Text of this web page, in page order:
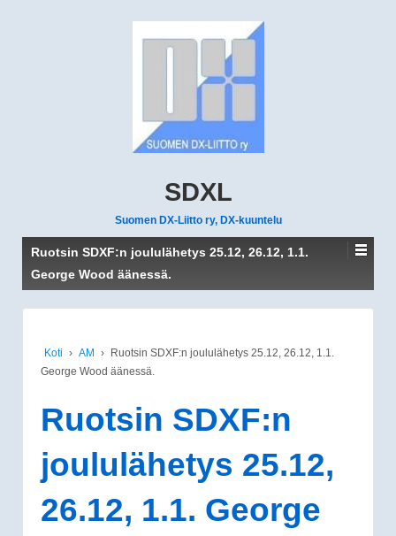
SDXL
Suomen DX-Liitto ry, DX-kuuntelu
Ruotsin SDXF:n joululähetys 25.12, 26.12, 1.1.
George Wood äänessä.
Koti › AM ›
Ruotsin SDXF:n joululähetys 25.12, 26.12, 1.1.
George Wood äänessä.
Ruotsin SDXF:n
joululähetys 25.12,
26.12, 1.1. George